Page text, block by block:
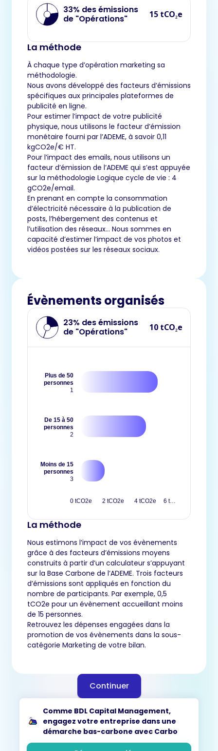
33% des émissions
de "Opérations"
15 tCO₂e
La méthode
À chaque type d’opération marketing sa
méthodologie.
Nous avons développé des facteurs d’émissions
spécifiques aux principales plateformes de
publicité en ligne.
Pour estimer l’impact de votre publicité
physique, nous utilisons le facteur d’émission
monétaire fourni par l’ADEME, à savoir 0,11
kgCO2e/€ HT.
Pour l’impact des emails, nous utilisons un
facteur d’émission de l’ADEME qui s’est appuyée
sur la méthodologie Logique cycle de vie : 4
gCO2e/email.
En prenant en compte la consommation
d’électricité nécessaire à la publication de
posts, l’hébergement des contenus et
l’utilisation des réseaux… Nous sommes en
capacité d’estimer l’impact de vos photos et
vidéos postées sur les réseaux sociaux.
Évènements organisés
23% des émissions
de "Opérations"
10 tCO₂e
Plus de 50
personnes
1
De 15 à 50
personnes
2
Moins de 15
personnes
3
0 tCO2e 2 tCO2e 4 tCO2e 6 t…
La méthode
Nous estimons l’impact de vos évènements
grâce à des facteurs d’émissions moyens
construits à partir d’un calculateur s’appuyant
sur la Base Carbone de l’ADEME. Trois facteurs
d’émissions sont appliqués en fonction du
nombre de participants. Par exemple, 0,5
tCO2e pour un évènement accueillant moins
de 15 personnes.
Retrouvez les dépenses engagées dans la
promotion de vos évènements dans la sous-
catégorie Marketing de votre bilan.
Continuer
Comme BDL Capital Management,
engagez votre entreprise dans une
démarche bas-carbone avec Carbo